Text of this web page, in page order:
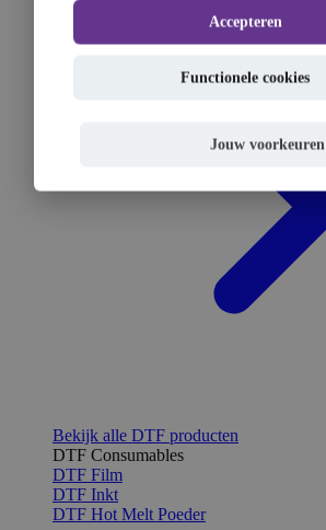
Bekijk alle DTF producten
DTF Consumables
DTF Film
DTF Inkt
DTF Hot Melt Poeder
Accepteren
Functionele cookies
Jouw voorkeuren